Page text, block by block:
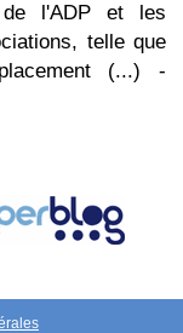
l'ADP et les
telle que
(...) -